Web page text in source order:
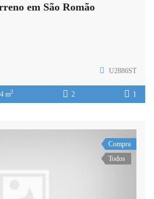
em São Romão
U2886ST
m2 2 1
Compra
Todos